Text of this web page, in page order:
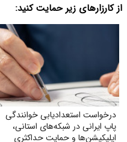
از کارزارهای زیر حمایت کنید:
درخواست استعدادیابی خوانندگی
پاپ ایرانی در شبکه‌های استانی،
اپلیکیشن‌ها و حمایت حداکثری